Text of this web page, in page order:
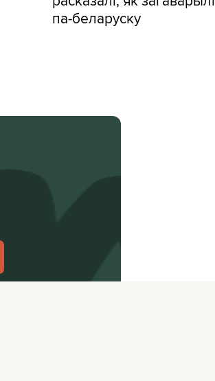
па-беларуску